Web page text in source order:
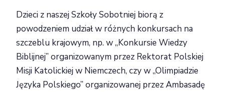
Dzieci z naszej Szkoły Sobotniej biorą z
powodzeniem udział w różnych konkursach na
szczeblu krajowym, np. w „Konkursie Wiedzy
Biblijnej” organizowanym przez Rektorat Polskiej
Misji Katolickiej w Niemczech, czy w „Olimpiadzie
Języka Polskiego” organizowanej przez Ambasadę